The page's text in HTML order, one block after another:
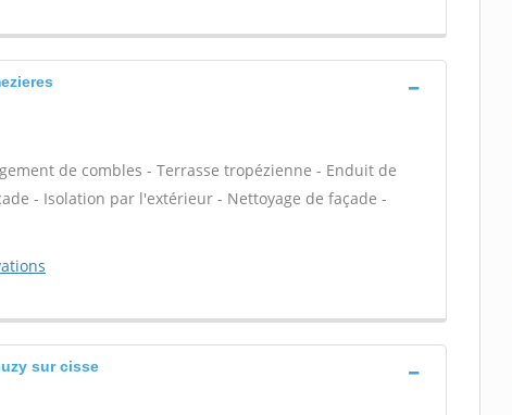
de combles - Terrasse tropézienne - Enduit de
- Isolation par l'extérieur - Nettoyage de façade -
sur cisse